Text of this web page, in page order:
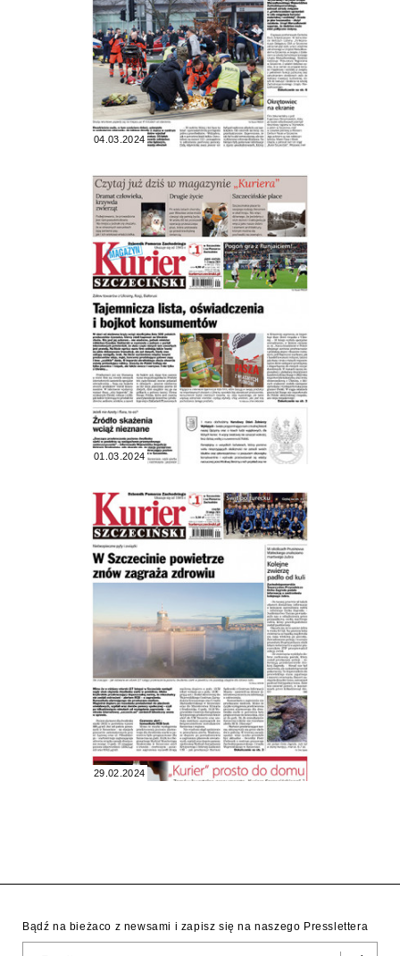
04.03.2024
01.03.2024
29.02.2024
Bądź na bieżaco z newsami i zapisz się na naszego Presslettera